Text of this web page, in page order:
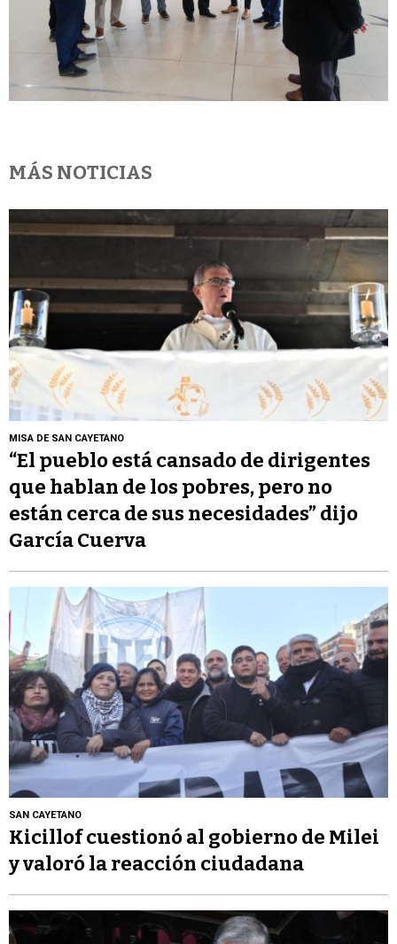
MÁS NOTICIAS
MISA DE SAN CAYETANO
“El pueblo está cansado de dirigentes
que hablan de los pobres, pero no
están cerca de sus necesidades” dijo
García Cuerva
SAN CAYETANO
Kicillof cuestionó al gobierno de Milei
y valoró la reacción ciudadana